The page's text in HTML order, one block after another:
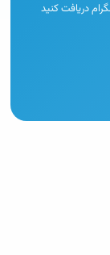
دریافت کنید